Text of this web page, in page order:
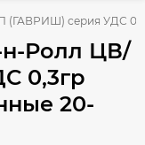
серия УДС
н-Ролл ЦВ/
0,3гр
20-